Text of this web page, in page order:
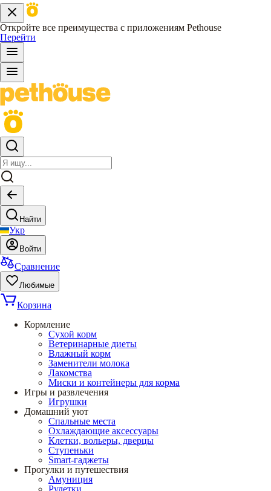
Откройте все преимущества с приложениям Pethouse
Перейти
Найти
Укр
Войти
Сравнение
Любимые
Корзина
Кормление
Сухой корм
Ветеринарные диеты
Влажный корм
Заменители молока
Лакомства
Миски и контейнеры для корма
Игры и развлечения
Игрушки
Домашний уют
Спальные места
Охлаждающие аксессуары
Клетки, вольеры, дверцы
Ступеньки
Smart-гаджеты
Прогулки и путешествия
Амуниция
Рулетки